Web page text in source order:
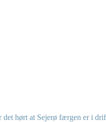
hørt at Sejerø færgen er i